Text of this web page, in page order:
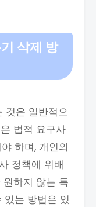
삭제 방
것은 일반적으
법적 요구사
하며, 개인의
정책에 위배
하지 않는 특
있는 방법은 있